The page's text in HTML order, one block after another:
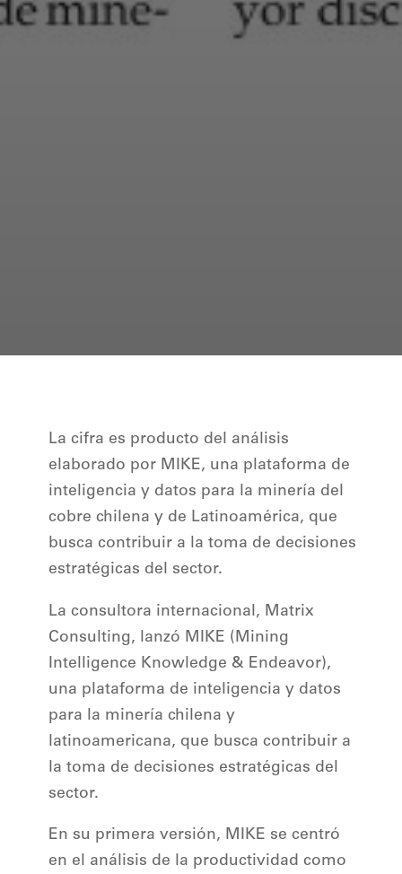
La cifra es producto del análisis
elaborado por MIKE, una plataforma de
inteligencia y datos para la minería del
cobre chilena y de Latinoamérica, que
busca contribuir a la toma de decisiones
estratégicas del sector.
La consultora internacional, Matrix
Consulting, lanzó MIKE (Mining
Intelligence Knowledge & Endeavor),
una plataforma de inteligencia y datos
para la minería chilena y
latinoamericana, que busca contribuir a
la toma de decisiones estratégicas del
sector.
En su primera versión, MIKE se centró
en el análisis de la productividad como